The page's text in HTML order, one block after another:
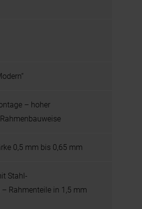
– hoher
0,5 mm bis 0,65 mm
Stahl-
Rahmenteile in 1,5 mm